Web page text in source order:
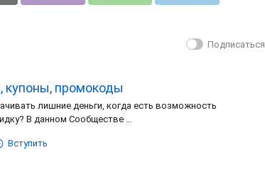
Подписаться
купоны, промокоды
лишние деньги, когда есть возможность
В данном Сообществе …
Вступить